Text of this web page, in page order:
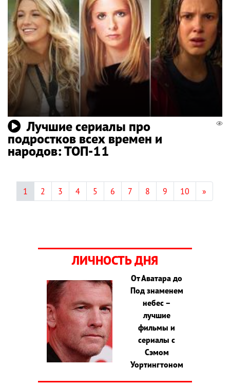
Лучшие сериалы про
подростков всех времен и
народов: ТОП-11
1 2 3 4 5 6 7 8 9 10 »
ЛИЧНОСТЬ ДНЯ
От Аватара до
Под знаменем
небес –
лучшие
фильмы и
сериалы с
Сэмом
Уортингтоном